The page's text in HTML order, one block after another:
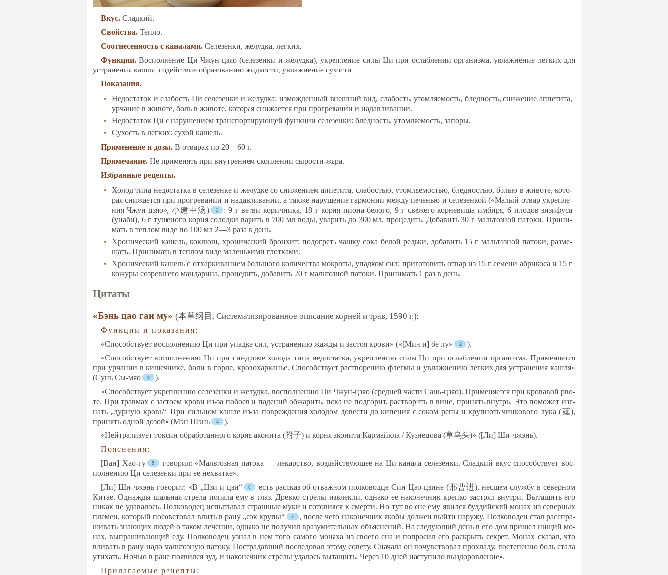
Вкус. Слад­кий.
Свой­ства. Теп­ло.
Со­от­не­сен­ность с ка­на­ла­ми. Се­ле­зен­ки, же­луд­ка, лег­ких.
Функ­ции. Вос­пол­не­ние Ци Чжун-цзяо (се­ле­зен­ки и же­луд­ка), ук­реп­ле­ние си­лы Ци при ос­лаб­ле­нии ор­га­низ­ма, ув­лаж­не­ние лег­ких для
уст­ра­не­ния каш­ля, со­дей­ствие об­ра­зо­ва­нию жид­кос­ти, ув­лаж­не­ние су­хос­ти.
По­ка­за­ния.
Не­дос­та­ток и сла­бость Ци се­ле­зен­ки и же­луд­ка: из­мож­ден­ный внеш­ний вид, сла­бость, утом­ля­емость, блед­ность, сни­же­ние ап­пе­ти­та,
ур­ча­ние в жи­во­те, боль в жи­во­те, ко­то­рая сни­жа­ет­ся при прог­ре­ва­нии и на­дав­ли­ва­нии.
Не­дос­та­ток Ци с на­ру­ше­ни­ем транс­пор­ти­ру­ющей функ­ции се­ле­зен­ки: блед­ность, утом­ля­емость, за­по­ры.
Су­хость в лег­ких: су­хой ка­шель.
При­ме­не­ние и до­зы. В от­ва­рах по 20—60 г.
При­ме­ча­ние. Не при­ме­нять при внут­рен­нем скоп­ле­нии сы­рос­ти-жа­ра.
Изб­ран­ные ре­цеп­ты.
Хо­лод ти­па не­дос­тат­ка в се­ле­зен­ке и же­луд­ке со сни­же­ни­ем ап­пе­ти­та, сла­бостью, утом­ля­емостью, блед­ностью, болью в жи­во­те, ко­то­
рая сни­жа­ет­ся при прог­ре­ва­нии и на­дав­ли­ва­нии, а так­же на­ру­ше­ние гар­мо­нии меж­ду пе­ченью и се­ле­зен­кой («Ма­лый от­вар ук­реп­ле­
ния Чжун-цзяо», 小建中汤)
: 9 г вет­ви ко­рич­ни­ка, 18 г кор­ня пи­она бе­ло­го, 9 г све­же­го кор­не­ви­ща им­би­ря, 6 пло­дов зи­зи­фу­са
(уна­би), 6 г ту­ше­но­го кор­ня со­лод­ки ва­рить в 700 мл во­ды, ува­рить до 300 мл, про­це­дить. До­ба­вить 30 г маль­тоз­ной па­то­ки. При­ни­
мать в теп­лом ви­де по 100 мл 2—3 ра­за в день.
Хро­ни­чес­кий ка­шель, кок­люш, хро­ни­чес­кий брон­хит: по­дог­реть чаш­ку со­ка бе­лой редь­ки, до­ба­вить 15 г маль­тоз­ной па­то­ки, раз­ме­
шать. При­ни­мать в теп­лом ви­де ма­лень­ки­ми глот­ка­ми.
Хро­ни­чес­кий ка­шель с от­хар­ки­ва­ни­ем боль­шо­го ко­ли­чест­ва мок­ро­ты, упад­ком сил: при­го­то­вить от­вар из 15 г се­ме­ни аб­ри­ко­са и 15 г
ко­жу­ры соз­рев­ше­го ман­да­ри­на, про­це­дить, до­ба­вить 20 г маль­тоз­ной па­то­ки. При­ни­мать 1 раз в день.
Ци­та­ты
«Бэнь цао ган му» (本草纲目, Сис­те­ма­ти­зи­ро­ван­ное опи­са­ние кор­ней и трав, 1590 г.):
Функ­ции и по­ка­за­ния:
«Спо­собс­тву­ет вос­пол­не­нию Ци при упад­ке сил, уст­ра­не­нию жаж­ды и зас­тоя кро­ви» («[Мин и] бе лу»
).
«Спо­собс­тву­ет вос­пол­не­нию Ци при синд­ро­ме хо­ло­да ти­па не­дос­тат­ка, ук­реп­ле­нию си­лы Ци при ос­лаб­ле­нии ор­га­низ­ма. При­ме­ня­ет­ся
при ур­ча­нии в ки­шеч­ни­ке, бо­ли в гор­ле, кро­во­хар­канье. Спо­собс­тву­ет раст­во­ре­нию флег­мы и ув­лаж­не­нию лег­ких для уст­ра­не­ния каш­ля»
(Сунь Сы-мяо
).
«Спо­собс­тву­ет ук­реп­ле­нию се­ле­зен­ки и же­луд­ка, вос­пол­не­нию Ци Чжун-цзяо (сред­ней час­ти Сань-цзяо). При­ме­ня­ет­ся при кро­ва­вой рво­
те. При трав­мах с зас­то­ем кро­ви из-за по­бо­ев и па­де­ний об­жа­рить, по­ка не под­го­рит, раст­во­рить в ви­не, при­нять внутрь. Это по­мо­жет изг­
нать „дур­ную кровь“. При силь­ном каш­ле из-за пов­реж­де­ния хо­ло­дом до­вес­ти до ки­пе­ния с со­ком ре­пы и круп­но­ты­чин­ко­во­го лу­ка (薤),
при­нять од­ной до­зой» (Мэн Шэнь
).
«Ней­тра­ли­зу­ет ток­син об­ра­бо­тан­но­го кор­ня ако­ни­та (附子) и кор­ня ако­ни­та Кар­май­кла / Куз­не­цо­ва (草乌头)» ([Ли] Ши-чжэнь).
По­яс­не­ния:
[Ван] Хао-гу
го­во­рил: «Маль­тоз­ная па­то­ка — ле­карс­тво, воз­дей­ству­ющее на Ци ка­на­ла се­ле­зен­ки. Слад­кий вкус спо­собс­тву­ет вос­
пол­не­нию Ци се­ле­зен­ки при ее нех­ват­ке».
[Ли] Ши-чжэнь го­во­рит: «В „Цзи и цзи“
есть расс­каз об от­важ­ном пол­ко­вод­це Син Цао-цзи­не (邢曹进), нес­шем служ­бу в се­вер­ном
Ки­тае. Од­наж­ды шаль­ная стре­ла по­па­ла ему в глаз. Древ­ко стре­лы изв­лек­ли, од­на­ко ее на­ко­неч­ник креп­ко заст­рял внут­ри. Вы­та­щить его
ни­как не уда­ва­лось. Пол­ко­во­дец ис­пы­ты­вал страш­ные му­ки и го­то­вил­ся к смер­ти. Но тут во сне ему явил­ся буд­дий­ский мо­нах из се­вер­ных
пле­мен, ко­то­рый по­со­ве­то­вал влить в ра­ну „сок кру­пы“
, пос­ле че­го на­ко­неч­ник яко­бы дол­жен вый­ти на­ру­жу. Пол­ко­во­дец стал расс­пра­
ши­вать зна­ющих лю­дей о та­ком ле­че­нии, од­на­ко не по­лу­чил вра­зу­ми­тель­ных объ­яс­не­ний. На сле­ду­ющий день в его дом при­шел ни­щий мо­
нах, вып­ра­ши­ва­ющий еду. Пол­ко­во­дец уз­нал в нем то­го са­мо­го мо­на­ха из сво­его сна и поп­ро­сил его раск­рыть сек­рет. Мо­нах ска­зал, что
вли­вать в ра­ну на­до маль­тоз­ную па­то­ку. Пост­ра­дав­ший пос­ле­до­вал это­му со­ве­ту. Сна­ча­ла он по­чувс­тво­вал прох­ла­ду, пос­те­пен­но боль ста­ла
ути­хать. Ночью в ра­не по­явил­ся зуд, и на­ко­неч­ник стре­лы уда­лось вы­та­щить. Че­рез 10 дней нас­ту­пи­ло выз­до­ров­ле­ние».
При­ла­га­емые ре­цеп­ты: